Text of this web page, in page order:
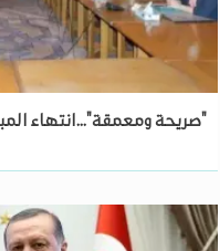
"صريحة ومعمقة"...انتهاء